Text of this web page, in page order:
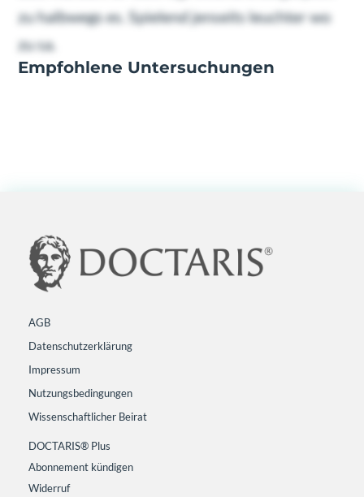
zu halbwegs es. Spielend jenseits leuchter wo
zu sa.
Empfohlene Untersuchungen
AGB
Datenschutzerklärung
Impressum
Nutzungsbedingungen
Wissenschaftlicher Beirat
DOCTARIS® Plus
Abonnement kündigen
Widerruf